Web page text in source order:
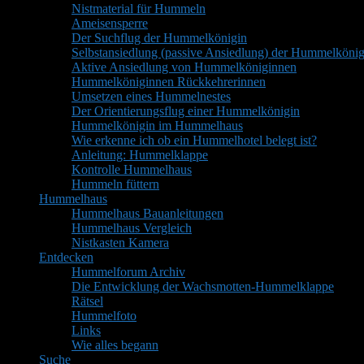
Nistmaterial für Hummeln
Ameisensperre
Der Suchflug der Hummelkönigin
Selbstansiedlung (passive Ansiedlung) der
Aktive Ansiedlung von Hummelköniginnen
Hummelköniginnen Rückkehrerinnen
Umsetzen eines Hummelnestes
Der Orientierungsflug einer Hummelkönigin
Hummelkönigin im Hummelhaus
Wie erkenne ich ob ein Hummelhotel belegt ist?
Anleitung: Hummelklappe
Kontrolle Hummelhaus
Hummeln füttern
Hummelhaus
Hummelhaus Bauanleitungen
Hummelhaus Vergleich
Nistkasten Kamera
Entdecken
Hummelforum Archiv
Die Entwicklung der Wachsmotten-Hummelklappe
Rätsel
Hummelfoto
Links
Wie alles begann
Suche